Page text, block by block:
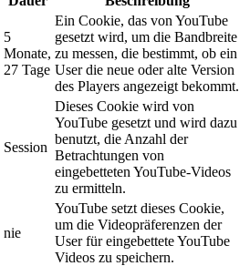
5
Monate,
27 Tage
Ein Cookie, das von YouTube
gesetzt wird, um die Bandbreite
zu messen, die bestimmt, ob ein
User die neue oder alte Version
des Players angezeigt bekommt.
Session
Dieses Cookie wird von
YouTube gesetzt und wird dazu
benutzt, die Anzahl der
Betrachtungen von
eingebetteten YouTube-Videos
zu ermitteln.
nie
YouTube setzt dieses Cookie,
um die Videopräferenzen der
User für eingebettete YouTube
Videos zu speichern.